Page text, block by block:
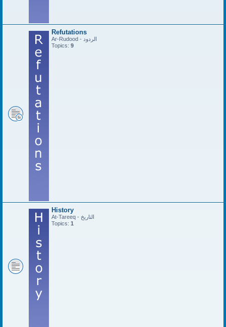
Refutations
Ar-Rudood - الردود
Topics: 9
History
At-Tareeq - التاريخ
Topics: 1